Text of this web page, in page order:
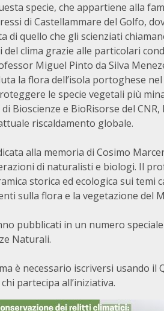
specie, che appartiene alla
di Castellammare del Golfo,
di quello che gli scienziati
clima grazie alle particolari
Miguel Pinto da Silva
la flora dell’isola portoghese
le specie vegetali più
Bioscienze e BioRisorse del
riscaldamento globale.
alla memoria di Cosimo
di naturalisti e biologi. Il
storica ed ecologica sui temi
sulla flora e la vegetazione del
pubblicati in un numero
Naturali.
è necessario iscriversi usando il
partecipa all’iniziativa.